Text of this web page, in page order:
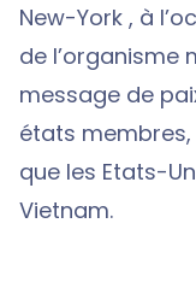
New-York , à
de l’organisme
message de
états membres,
que les Etats-
Vietnam.